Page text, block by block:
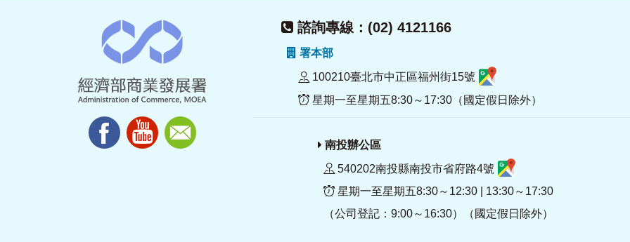
諮詢專線：(02) 4121166
署本部
100210臺北市中正區福州街15號
星期一至星期五8:30～17:30（國定假日除外）
南投辦公區
540202南投縣南投市省府路4號
星期一至星期五8:30～12:30 | 13:30～17:30
（公司登記：9:00～16:30）（國定假日除外）